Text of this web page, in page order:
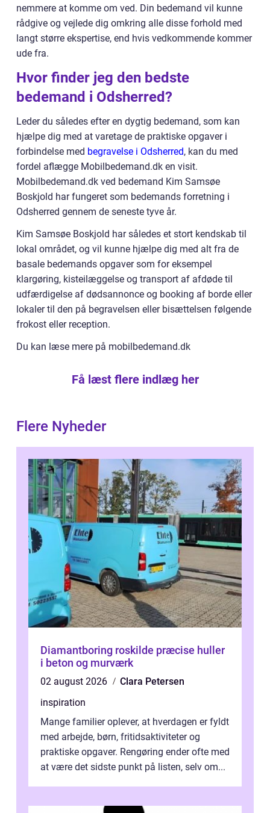
nemmere at komme om ved. Din bedemand vil kunne
rådgive og vejlede dig omkring alle disse forhold med
langt større ekspertise, end hvis vedkommende kommer
ude fra.
Hvor finder jeg den bedste
bedemand i Odsherred?
Leder du således efter en dygtig bedemand, som kan
hjælpe dig med at varetage de praktiske opgaver i
forbindelse med begravelse i Odsherred, kan du med
fordel aflægge Mobilbedemand.dk en visit.
Mobilbedemand.dk ved bedemand Kim Samsøe
Boskjold har fungeret som bedemands forretning i
Odsherred gennem de seneste tyve år.
Kim Samsøe Boskjold har således et stort kendskab til
lokal området, og vil kunne hjælpe dig med alt fra de
basale bedemands opgaver som for eksempel
klargøring, kisteilæggelse og transport af afdøde til
udfærdigelse af dødsannonce og booking af borde eller
lokaler til den på begravelsen eller bisættelsen følgende
frokost eller reception.
Du kan læse mere på mobilbedemand.dk
Få læst flere indlæg her
Flere Nyheder
Diamantboring roskilde præcise huller
i beton og murværk
02 august 2026
Clara Petersen
inspiration
Mange familier oplever, at hverdagen er fyldt
med arbejde, børn, fritidsaktiviteter og
praktiske opgaver. Rengøring ender ofte med
at være det sidste punkt på listen, selv om...